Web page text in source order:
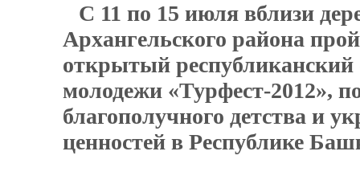
С 11 по 15 июля вблизи
Архангельского района
открытый республиканский
молодежи «Турфест-2012»,
благополучного детства и
ценностей в Республике